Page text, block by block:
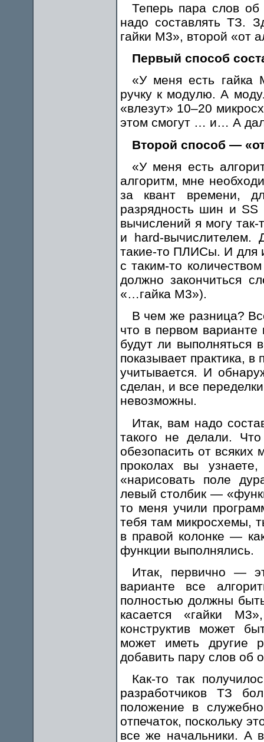
Теперь пара слов
надо составлять ТЗ.
гайки М3», второй «от
Первый способ
«У меня есть гайка
ручку к модулю. А
«влезут» 10–20
этом смогут … и… А
Второй способ —
«У меня есть
алгоритм, мне
за квант времени,
разрядность шин и SS
вычислений я могу
и hard-вычислителем.
такие-то ПЛИСы. И для
с таким-то
должно закончиться
«…гайка М3»).
В чем же разница?
что в первом варианте
будут ли выполняться
показывает практика,
учитывается. И
сделан, и все
невозможны.
Итак, вам надо
такого не делали.
обезопасить от
проколах вы
«нарисовать поле
левый столбик —
то меня учили
тебя там микросхемы,
в правой колонке —
функции выполнялись.
Итак, первично —
варианте все
полностью должны
касается «гайки
конструктив может
может иметь другие
добавить пару слов об
Как-то так
разработчиков ТЗ
положение в
отпечаток, поскольку
все же начальники. А